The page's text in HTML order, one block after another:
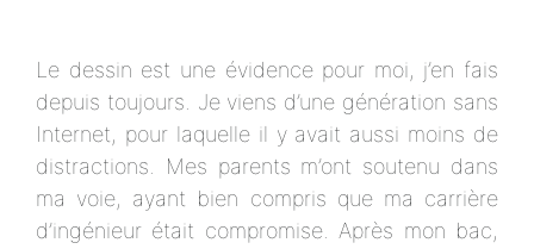
Le dessin est une évidence pour moi, j’en fais
depuis toujours. Je viens d’une génération sans
Internet, pour laquelle il y avait aussi moins de
distractions. Mes parents m’ont soutenu dans
ma voie, ayant bien compris que ma carrière
d’ingénieur était compromise. Après mon bac,